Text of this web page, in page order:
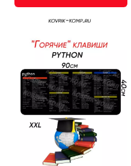
Подарочная
упаковка